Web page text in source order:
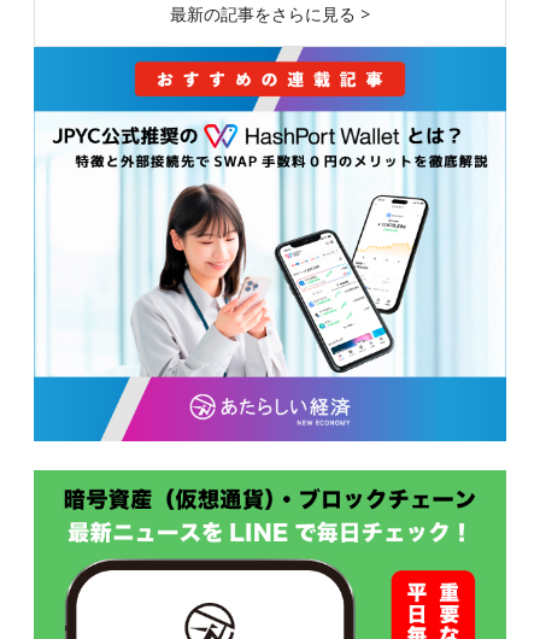
最新の記事をさらに見る >